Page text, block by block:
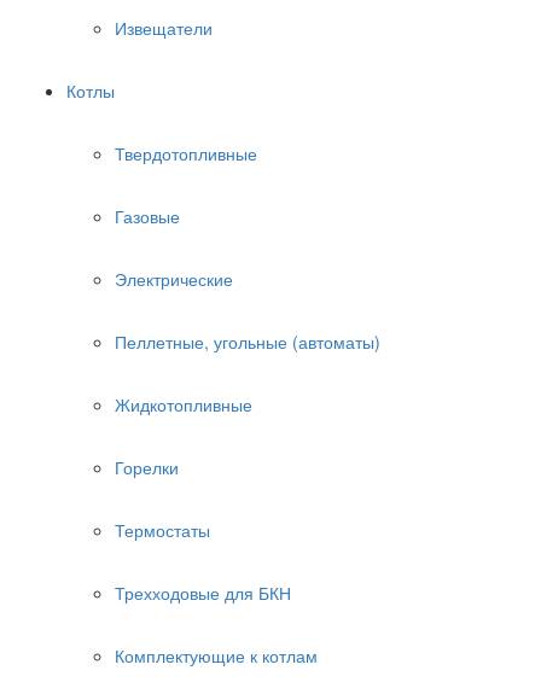
Извещатели
Котлы
Твердотопливные
Газовые
Электрические
Пеллетные, угольные (автоматы)
Жидкотопливные
Горелки
Термостаты
Трехходовые для БКН
Комплектующие к котлам